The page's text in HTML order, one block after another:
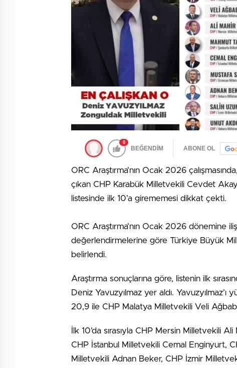
0
BEĞENDİM ABONE OL
ORC Araştırma’nın Ocak 2026
çıkan CHP Karabük Milletvekili Cevdet
listesinde ilk 10’a girememesi dikkat çekti.
ORC Araştırma’nın Ocak 2026 dönemine
değerlendirmelerine göre Türkiye Büyük
belirlendi.
Araştırma sonuçlarına göre, listenin ilk
Deniz Yavuzyılmaz yer aldı.
20,9 ile CHP Malatya Milletvekili Veli
İlk 10’da sırasıyla CHP Mersin Milletvekili
CHP İstanbul Milletvekili Cemal Enginyurt,
Milletvekili Adnan Beker, CHP İzmir